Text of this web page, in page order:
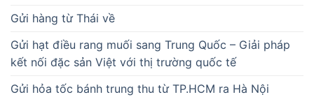
Gửi hàng từ Thái về
Gửi hạt điều rang muối sang Trung Quốc – Giải pháp
kết nối đặc sản Việt với thị trường quốc tế
Gửi hỏa tốc bánh trung thu từ TP.HCM ra Hà Nội